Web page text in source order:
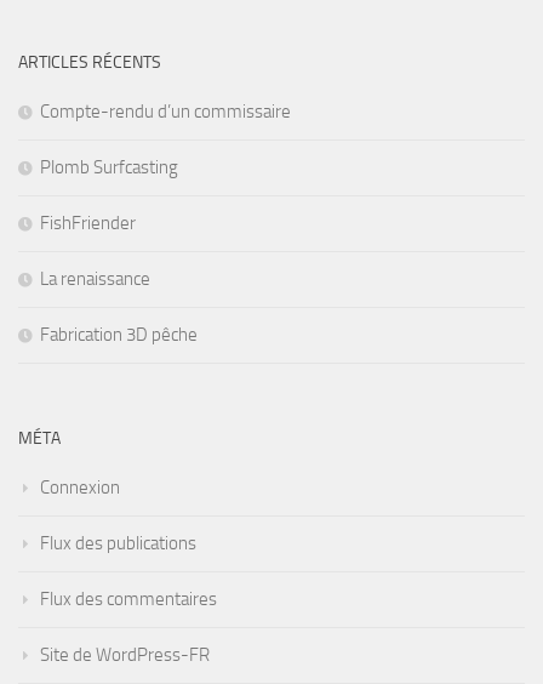
ARTICLES RÉCENTS
Compte-rendu d’un commissaire
Plomb Surfcasting
FishFriender
La renaissance
Fabrication 3D pêche
MÉTA
Connexion
Flux des publications
Flux des commentaires
Site de WordPress-FR